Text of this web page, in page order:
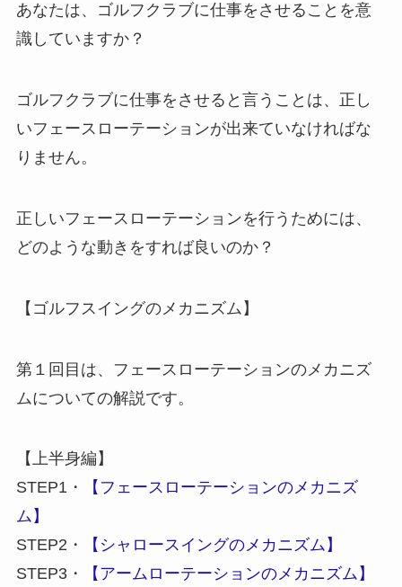
あなたは、ゴルフクラブに仕事をさせることを意
識していますか？
ゴルフクラブに仕事をさせると言うことは、正し
いフェースローテーションが出来ていなければな
りません。
正しいフェースローテーションを行うためには、
どのような動きをすれば良いのか？
【ゴルフスイングのメカニズム】
第１回目は、フェースローテーションのメカニズ
ムについての解説です。
【上半身編】
STEP1・
【フェースローテーションのメカニズ
ム】
STEP2・
【シャロースイングのメカニズム】
STEP3・
【アームローテーションのメカニズム】